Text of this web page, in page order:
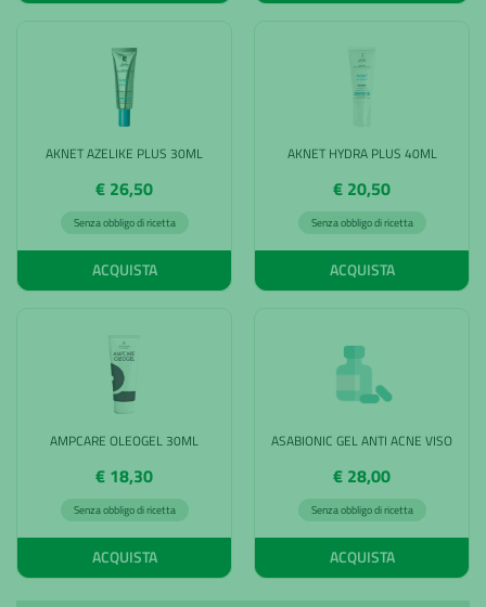
AKNET AZELIKE PLUS 30ML
€ 26,50
Senza obbligo di ricetta
ACQUISTA
AKNET HYDRA PLUS 40ML
€ 20,50
Senza obbligo di ricetta
ACQUISTA
AMPCARE OLEOGEL 30ML
€ 18,30
Senza obbligo di ricetta
ACQUISTA
ASABIONIC GEL ANTI ACNE VISO
€ 28,00
Senza obbligo di ricetta
ACQUISTA